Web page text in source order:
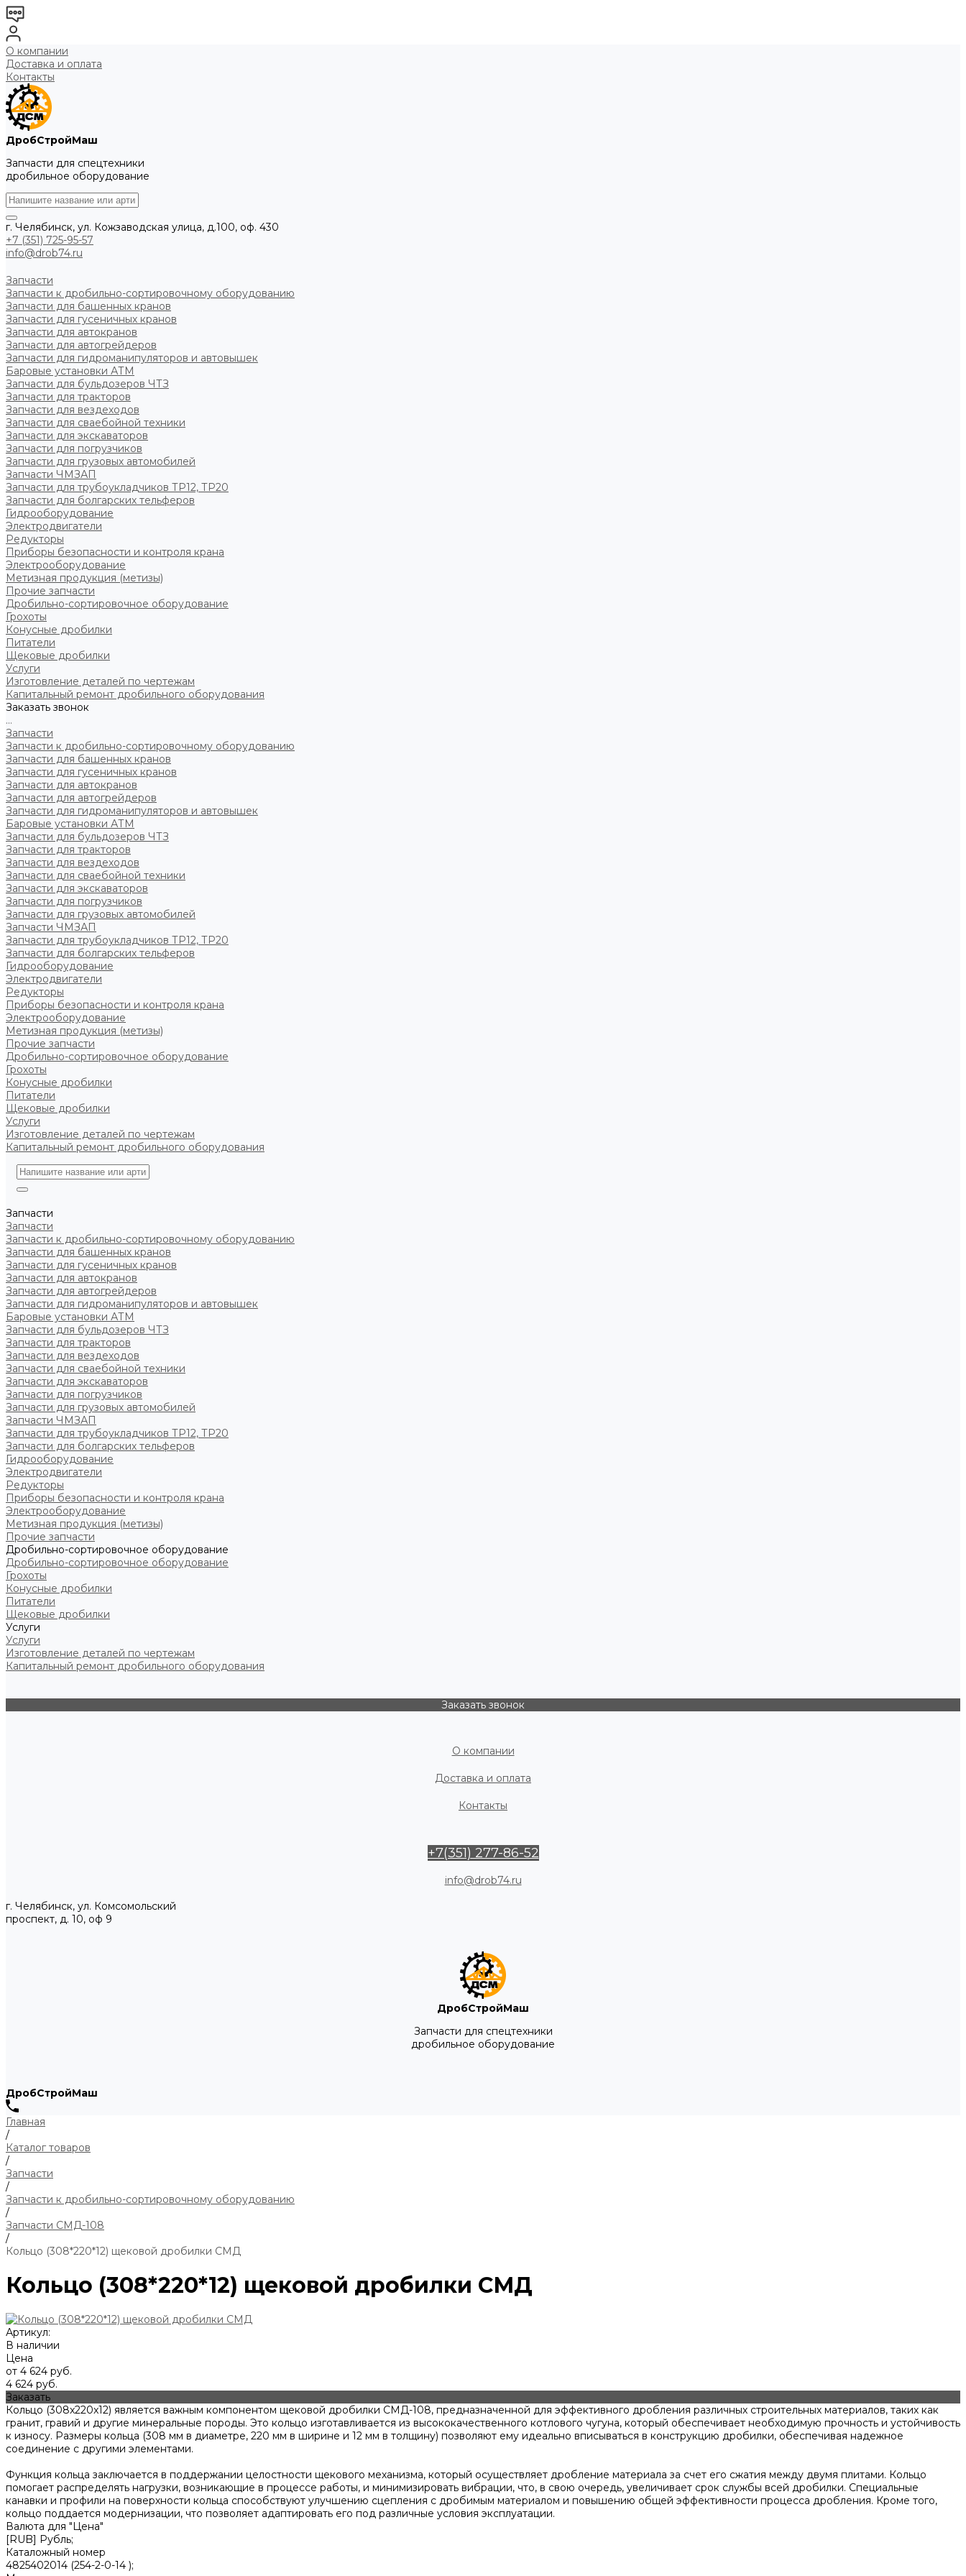
О компании
Доставка и оплата
Контакты
ДробСтройМаш
Запчасти для спецтехники
дробильное оборудование
г. Челябинск, ул. Кожзаводская улица, д.100, оф. 430
+7 (351) 725-95-57
info@drob74.ru
Запчасти
Запчасти к дробильно-сортировочному оборудованию
Запчасти для башенных кранов
Запчасти для гусеничных кранов
Запчасти для автокранов
Запчасти для автогрейдеров
Запчасти для гидроманипуляторов и автовышек
Баровые установки АТМ
Запчасти для бульдозеров ЧТЗ
Запчасти для тракторов
Запчасти для вездеходов
Запчасти для сваебойной техники
Запчасти для экскаваторов
Запчасти для погрузчиков
Запчасти для грузовых автомобилей
Запчасти ЧМЗАП
Запчасти для трубоукладчиков ТР12, ТР20
Запчасти для болгарских тельферов
Гидрооборудование
Электродвигатели
Редукторы
Приборы безопасности и контроля крана
Электрооборудование
Метизная продукция (метизы)
Прочие запчасти
Дробильно-сортировочное оборудование
Грохоты
Конусные дробилки
Питатели
Щековые дробилки
Услуги
Изготовление деталей по чертежам
Капитальный ремонт дробильного оборудования
Заказать звонок
...
Запчасти
Запчасти к дробильно-сортировочному оборудованию
Запчасти для башенных кранов
Запчасти для гусеничных кранов
Запчасти для автокранов
Запчасти для автогрейдеров
Запчасти для гидроманипуляторов и автовышек
Баровые установки АТМ
Запчасти для бульдозеров ЧТЗ
Запчасти для тракторов
Запчасти для вездеходов
Запчасти для сваебойной техники
Запчасти для экскаваторов
Запчасти для погрузчиков
Запчасти для грузовых автомобилей
Запчасти ЧМЗАП
Запчасти для трубоукладчиков ТР12, ТР20
Запчасти для болгарских тельферов
Гидрооборудование
Электродвигатели
Редукторы
Приборы безопасности и контроля крана
Электрооборудование
Метизная продукция (метизы)
Прочие запчасти
Дробильно-сортировочное оборудование
Грохоты
Конусные дробилки
Питатели
Щековые дробилки
Услуги
Изготовление деталей по чертежам
Капитальный ремонт дробильного оборудования
Запчасти
Запчасти
Запчасти к дробильно-сортировочному оборудованию
Запчасти для башенных кранов
Запчасти для гусеничных кранов
Запчасти для автокранов
Запчасти для автогрейдеров
Запчасти для гидроманипуляторов и автовышек
Баровые установки АТМ
Запчасти для бульдозеров ЧТЗ
Запчасти для тракторов
Запчасти для вездеходов
Запчасти для сваебойной техники
Запчасти для экскаваторов
Запчасти для погрузчиков
Запчасти для грузовых автомобилей
Запчасти ЧМЗАП
Запчасти для трубоукладчиков ТР12, ТР20
Запчасти для болгарских тельферов
Гидрооборудование
Электродвигатели
Редукторы
Приборы безопасности и контроля крана
Электрооборудование
Метизная продукция (метизы)
Прочие запчасти
Дробильно-сортировочное оборудование
Дробильно-сортировочное оборудование
Грохоты
Конусные дробилки
Питатели
Щековые дробилки
Услуги
Услуги
Изготовление деталей по чертежам
Капитальный ремонт дробильного оборудования
Заказать звонок
О компании
Доставка и оплата
Контакты
+7(351) 277-86-52
info@drob74.ru
г. Челябинск, ул. Комсомольский
проспект, д. 10, оф 9
ДробСтройМаш
Запчасти для спецтехники
дробильное оборудование
ДробСтройМаш
Главная
/
Каталог товаров
/
Запчасти
/
Запчасти к дробильно-сортировочному оборудованию
/
Запчасти СМД-108
/
Кольцо (308*220*12) щековой дробилки СМД
Кольцо (308*220*12) щековой дробилки СМД
Артикул:
В наличии
Цена
от 4 624 руб.
4 624 руб.
Заказать
Кольцо (308x220x12) является важным компонентом щековой дробилки СМД-108, предназначенной для эффективного дробления различных строительных материалов, таких как
гранит, гравий и другие минеральные породы. Это кольцо изготавливается из высококачественного котлового чугуна, который обеспечивает необходимую прочность и устойчивость
к износу. Размеры кольца (308 мм в диаметре, 220 мм в ширине и 12 мм в толщину) позволяют ему идеально вписываться в конструкцию дробилки, обеспечивая надежное
соединение с другими элементами.
Функция кольца заключается в поддержании целостности щекового механизма, который осуществляет дробление материала за счет его сжатия между двумя плитами. Кольцо
помогает распределять нагрузки, возникающие в процессе работы, и минимизировать вибрации, что, в свою очередь, увеличивает срок службы всей дробилки. Специальные
канавки и профили на поверхности кольца способствуют улучшению сцепления с дробимым материалом и повышению общей эффективности процесса дробления. Кроме того,
кольцо поддается модернизации, что позволяет адаптировать его под различные условия эксплуатации.
Валюта для "Цена"
[RUB] Рубль;
Каталожный номер
4825402014 (254-2-0-14 );